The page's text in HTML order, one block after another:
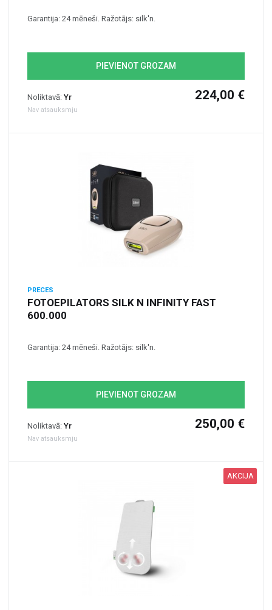
Garantija: 24 mēneši. Ražotājs: silk'n.
PIEVIENOT GROZAM
Noliktavā: Yr
Nav atsauksmju
224,00 €
PRECES
FOTOEPILATORS SILK N INFINITY FAST
600.000
Garantija: 24 mēneši. Ražotājs: silk'n.
PIEVIENOT GROZAM
Noliktavā: Yr
Nav atsauksmju
250,00 €
AKCIJA